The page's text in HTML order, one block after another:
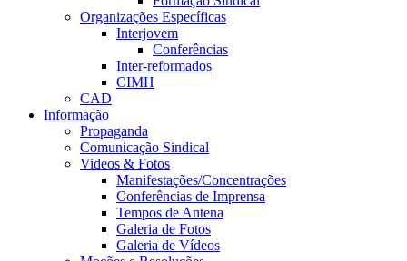
Organizações Específicas
Interjovem
Conferências
Inter-reformados
CIMH
CAD
Informação
Propaganda
Comunicação Sindical
Videos & Fotos
Manifestações/Concentrações
Conferências de Imprensa
Tempos de Antena
Galeria de Fotos
Galeria de Vídeos